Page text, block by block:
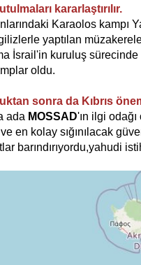
kararlaştırılır.
Karaolos kampı
yaptılan
İsrail'in kuruluş
oldu.
sonra da Kıbrıs
ada MOSSAD'ın ilgi
en kolay sığınılacak
barındırıyordu,yahudi